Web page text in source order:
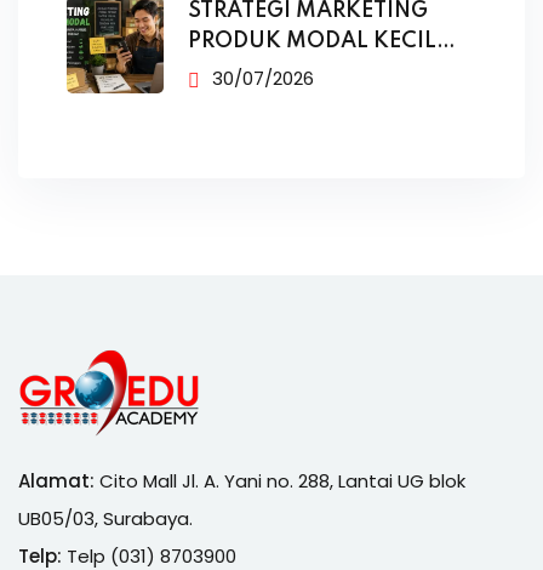
STRATEGI MARKETING
PRODUK MODAL KECIL
TANPA IKLAN
30/07/2026
Alamat: Cito Mall Jl. A. Yani no. 288, Lantai UG blok
UB05/03, Surabaya.
Telp: Telp (031) 8703900